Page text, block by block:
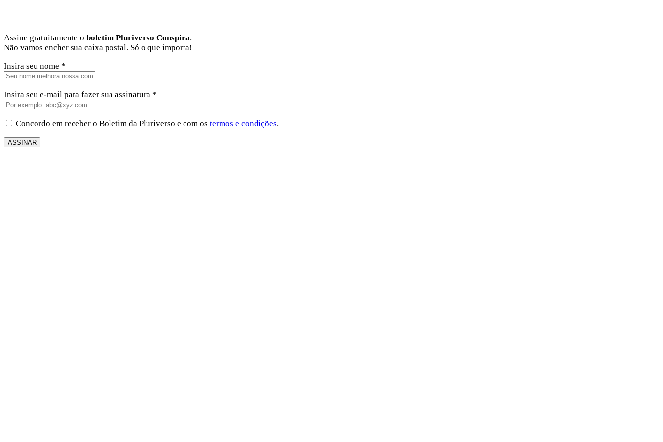
Assine gratuitamente o boletim Pluriverso Conspira.
Não vamos encher sua caixa postal. Só o que importa!
Insira seu nome *
Insira seu e-mail para fazer sua assinatura *
Concordo em receber o Boletim da Pluriverso e com os termos e condições.